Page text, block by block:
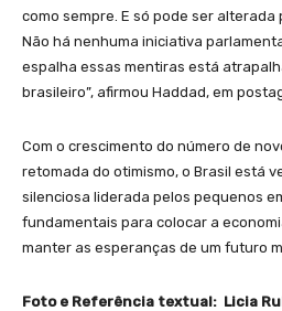
como sempre. E só pode ser alterada
Não há nenhuma iniciativa
espalha essas mentiras está
brasileiro”, afirmou Haddad, em
Com o crescimento do número de
retomada do otimismo, o Brasil está
silenciosa liderada pelos pequenos
fundamentais para colocar a
manter as esperanças de um futuro
Foto e Referência textual: Licia